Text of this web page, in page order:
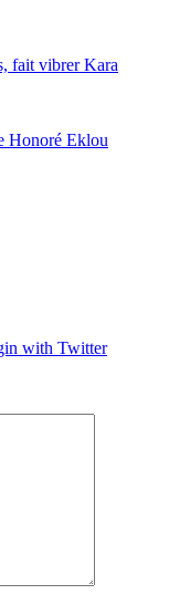
fait vibrer Kara
Honoré Eklou
with Twitter